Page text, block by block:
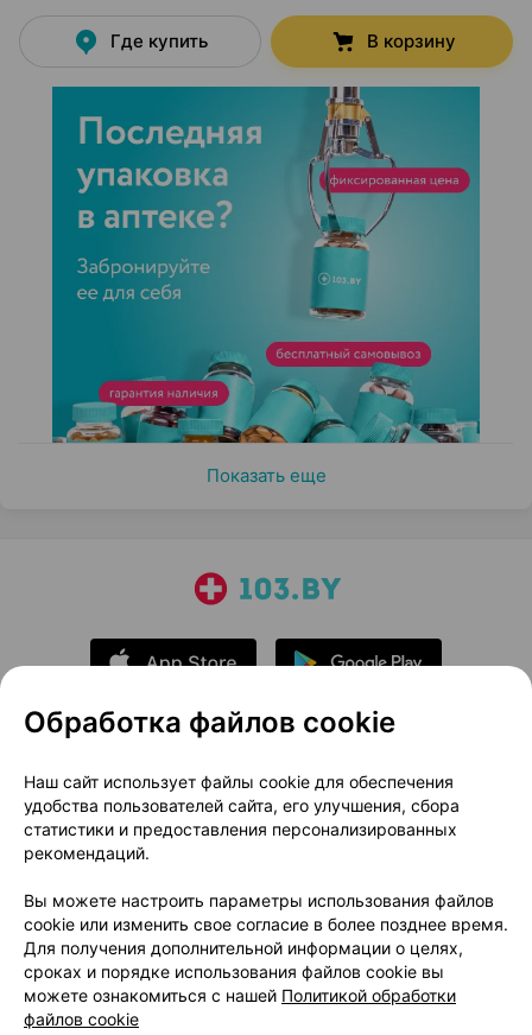
Где купить В корзину
Показать еще
О проекте
Новости проекта
Размещение рекламы
Медицинский маркетинг
Публичный договор
Доставка
Способы оплаты
Вакансии
Партнеры
Написать руководителю 103.by
Написать в поддержку
Персональные настройки Cookie
Обработка файлов cookie
Наш сайт использует файлы cookie для обеспечения
удобства пользователей сайта, его улучшения, сбора
статистики и предоставления персонализированных
рекомендаций.
Вы можете настроить параметры использования файлов
cookie или изменить свое согласие в более позднее время.
Для получения дополнительной информации о целях,
сроках и порядке использования файлов cookie вы
можете ознакомиться с нашей Политикой обработки
файлов cookie